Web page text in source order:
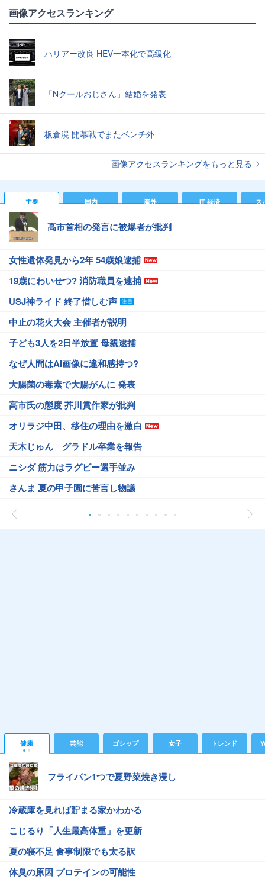
画像アクセスランキング
ハリアー改良 HEV一本化で高級化
「Nクールおじさん」結婚を発表
板倉滉 開幕戦でまたベンチ外
画像アクセスランキングをもっと見る
主要 国内 海外 IT 経済 ス
高市首相の発言に被爆者が批判
女性遺体発見から2年 54歳娘逮捕
19歳にわいせつ? 消防職員を逮捕
USJ神ライド 終了惜しむ声
中止の花火大会 主催者が説明
子ども3人を2日半放置 母親逮捕
なぜ人間はAI画像に違和感持つ?
大腸菌の毒素で大腸がんに 発表
高市氏の態度 芥川賞作家が批判
オリラジ中田、移住の理由を激白
天木じゅん グラドル卒業を報告
ニシダ 筋力はラグビー選手並み
さんま 夏の甲子園に苦言し物議
健康 芸能 ゴシップ 女子 トレンド
フライパン1つで夏野菜焼き浸し
冷蔵庫を見れば貯まる家かわかる
こじるり「人生最高体重」を更新
夏の寝不足 食事制限でも太る訳
体臭の原因 プロテインの可能性